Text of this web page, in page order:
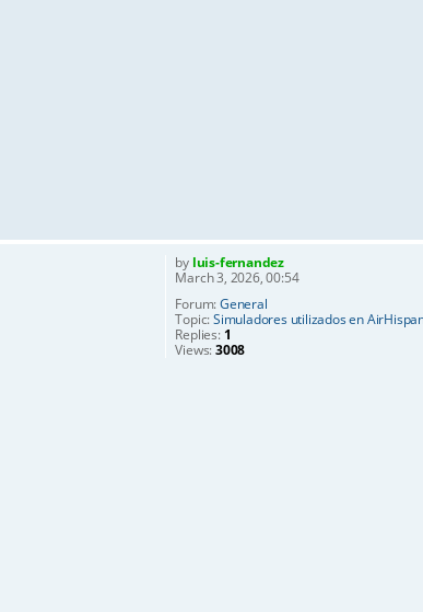
by luis-fernandez
March 3, 2026, 00:54
Forum:General
Topic:Simuladores utilizados en
Replies: 1
Views:3008